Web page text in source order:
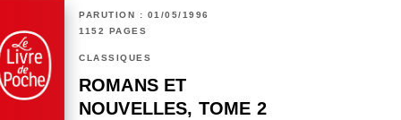
PARUTION : 01/05/1996
1152 PAGES
CLASSIQUES
ROMANS ET
NOUVELLES, TOME 2